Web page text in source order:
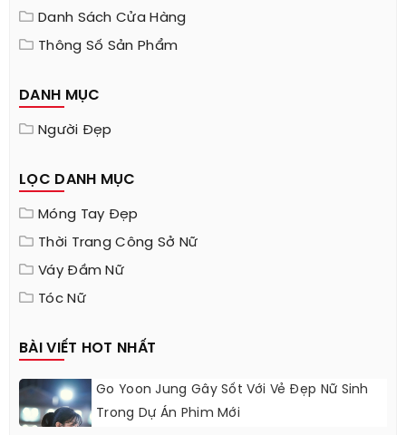
Danh Sách Cửa Hàng
Thông Số Sản Phẩm
DANH MỤC
Người Đẹp
LỌC DANH MỤC
Móng Tay Đẹp
Thời Trang Công Sở Nữ
Váy Đầm Nữ
Tóc Nữ
BÀI VIẾT HOT NHẤT
Go Yoon Jung Gây Sốt Với Vẻ Đẹp Nữ Sinh
Trong Dự Án Phim Mới